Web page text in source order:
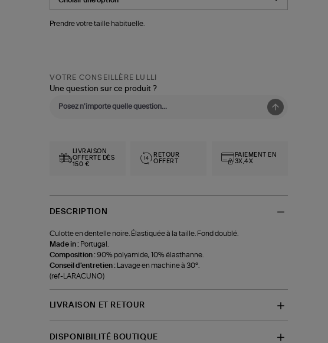
Prendre votre taille habituelle.
VOTRE CONSEILLÈRE LULLI
Une question sur ce produit ?
LIVRAISON
OFFERTE DÈS
150 €
RETOUR
OFFERT
PAIEMENT EN
3X,4X
DESCRIPTION
Culotte en dentelle noire. Élastiquée à la taille. Fond doublé.
Made in : Portugal.
Composition : 90% polyamide, 10% élasthanne.
Conseil d'entretien :
Lavage en machine à 30°.
(ref-LARACUNO)
LIVRAISON ET RETOUR
DISPONIBILITÉ BOUTIQUE